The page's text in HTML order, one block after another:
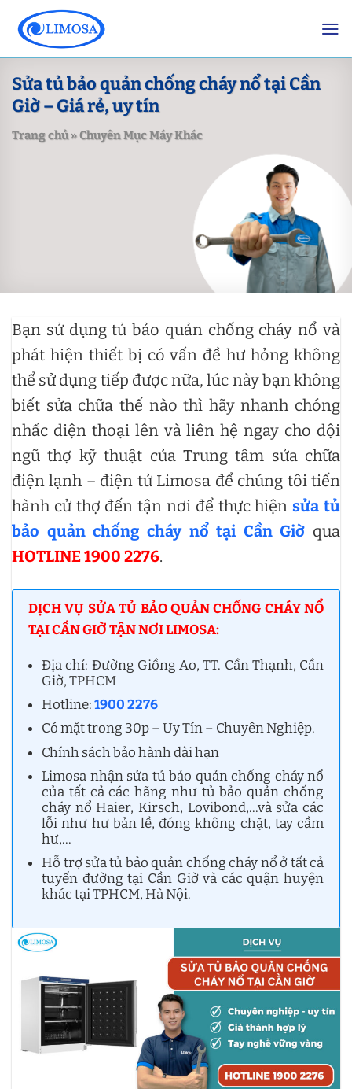
content
Sửa tủ bảo quản chống cháy nổ tại Cần
Giờ – Giá rẻ, uy tín
Trang chủ»Chuyên Mục Máy Khác
Bạn sử dụng tủ bảo quản chống cháy nổ và
phát hiện thiết bị có vấn đề hư hỏng không
thể sử dụng tiếp được nữa, lúc này bạn không
biết sửa chữa thế nào thì hãy nhanh chóng
nhấc điện thoại lên và liên hệ ngay cho đội
ngũ thợ kỹ thuật của Trung tâm sửa chữa
điện lạnh – điện tử Limosa để chúng tôi tiến
hành cử thợ đến tận nơi để thực hiệnsửa tủ
bảo quản chống cháy nổ tại Cần Giờ qua
HOTLINE 1900 2276.
DỊCH VỤ SỬA TỦ BẢO QUẢN CHỐNG CHÁY NỔ
TẠI CẦN GIỜ TẬN NƠI LIMOSA:
Địa chỉ: Đường Giồng Ao, TT. Cần Thạnh, Cần
Giờ, TPHCM
Hotline:1900 2276
Có mặt trong 30p – Uy Tín – Chuyên Nghiệp.
Chính sách bảo hành dài hạn
Limosa nhận sửa tủ bảo quản chống cháy nổ
của tất cả các hãng như tủ bảo quản chống
cháy nổ Haier, Kirsch, Lovibond,…và sửa các
lỗi như hư bản lề, đóng không chặt, tay cầm
hư,…
Hỗ trợ sửa tủ bảo quản chống cháy nổ ở tất cả
tuyến đường tại Cần Giờ và các quận huyện
khác tại TPHCM, Hà Nội.